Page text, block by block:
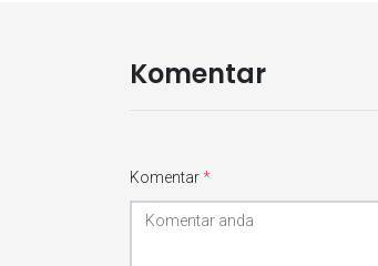
Komentar
Komentar*